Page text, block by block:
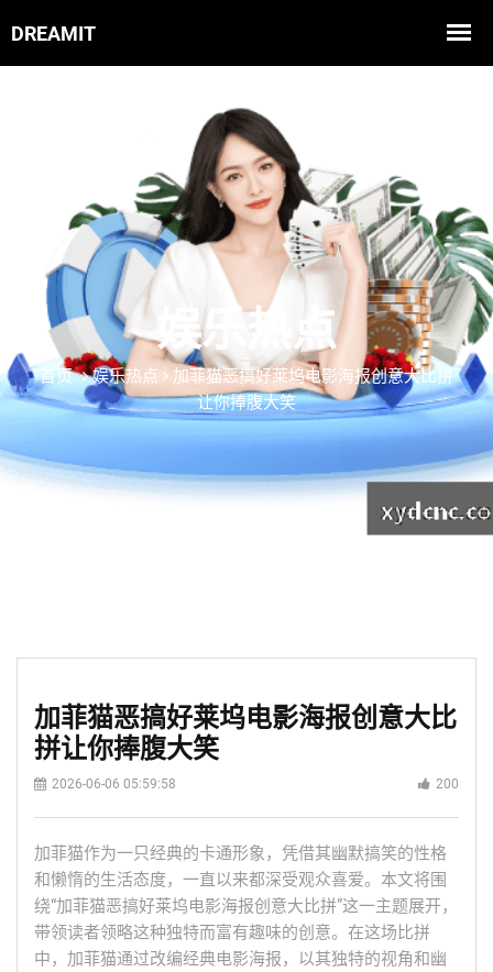
娱乐热点
首页 娱乐热点
加菲猫恶搞好莱坞电影海报创意大比拼
让你捧腹大笑
加菲猫恶搞好莱坞电影海报创意大比
拼让你捧腹大笑
2026-06-06 05:59:58 200
加菲猫作为一只经典的卡通形象，凭借其幽默搞笑的性格
和懒惰的生活态度，一直以来都深受观众喜爱。本文将围
绕“加菲猫恶搞好莱坞电影海报创意大比拼”这一主题展开，
带领读者领略这种独特而富有趣味的创意。在这场比拼
中，加菲猫通过改编经典电影海报，以其独特的视角和幽